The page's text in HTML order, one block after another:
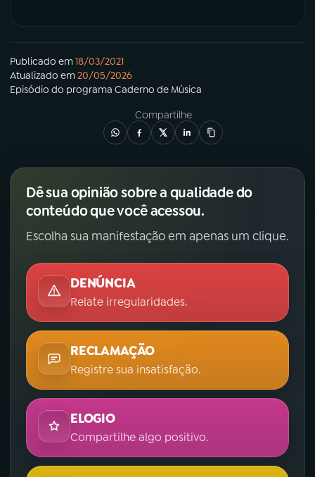
Publicado em18/03/2021
Atualizado em20/05/2026
Episódio do programa Caderno de Música
Compartilhe
Dê sua opinião sobre a qualidade do
conteúdo que você acessou.
Escolha sua manifestação em apenas um clique.
DENÚNCIA
Relate irregularidades.
RECLAMAÇÃO
Registre sua insatisfação.
ELOGIO
Compartilhe algo positivo.